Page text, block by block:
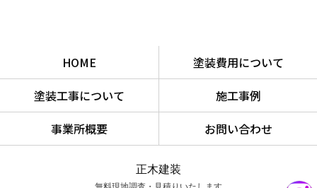
HOME
塗装費用について
塗装工事について
施工事例
事業所概要
お問い合わせ
正木建装